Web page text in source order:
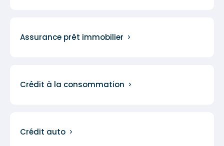
Assurance prêt immobilier
Crédit à la consommation
Crédit auto